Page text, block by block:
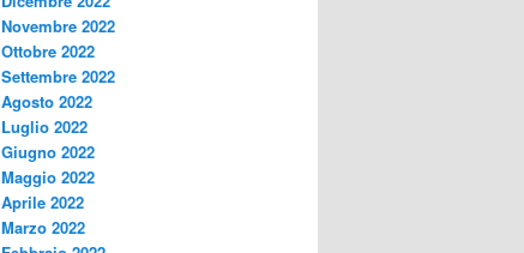
Novembre 2022
Ottobre 2022
Settembre 2022
Agosto 2022
Luglio 2022
Giugno 2022
Maggio 2022
Aprile 2022
Marzo 2022